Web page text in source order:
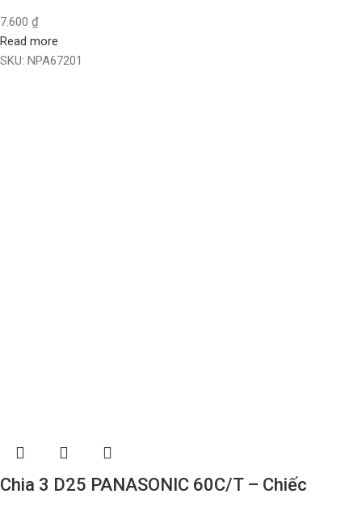
7.600 ₫
Read more
SKU: NPA67201
Chia 3 D25 PANASONIC 60C/T – Chiếc